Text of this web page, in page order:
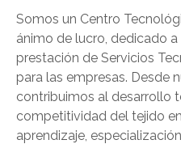
Somos un Centro
ánimo de lucro, dedicado
prestación de Servicios
para las empresas. Desde
contribuimos al desarrollo
competitividad del tejido
aprendizaje,